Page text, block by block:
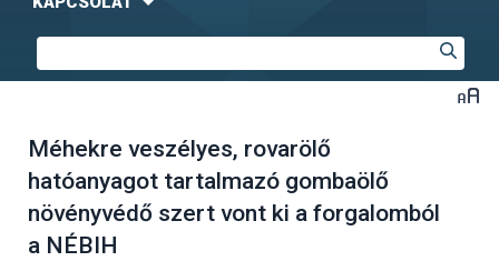
Méhekre veszélyes, rovarölő
hatóanyagot tartalmazó gombaölő
növényvédő szert vont ki a forgalomból
a NÉBIH